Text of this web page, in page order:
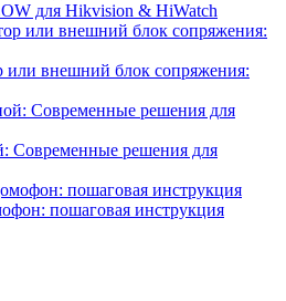
для Hikvision & HiWatch
внешний блок сопряжения:
Современные решения для
пошаговая инструкция